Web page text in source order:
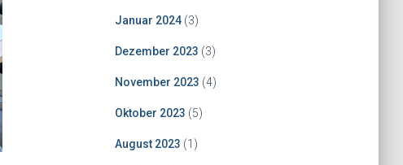
Januar 2024(3)
Dezember 2023 (3)
November 2023 (4)
Oktober 2023 (5)
August 2023 (1)